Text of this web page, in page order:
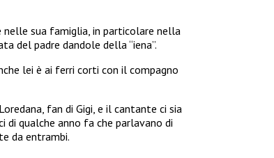
nelle sua famiglia, in particolare nella
del padre dandole della “iena”.
lei è ai ferri corti con il compagno
fan di Gigi, e il cantante ci sia
di qualche anno fa che parlavano di
da entrambi.